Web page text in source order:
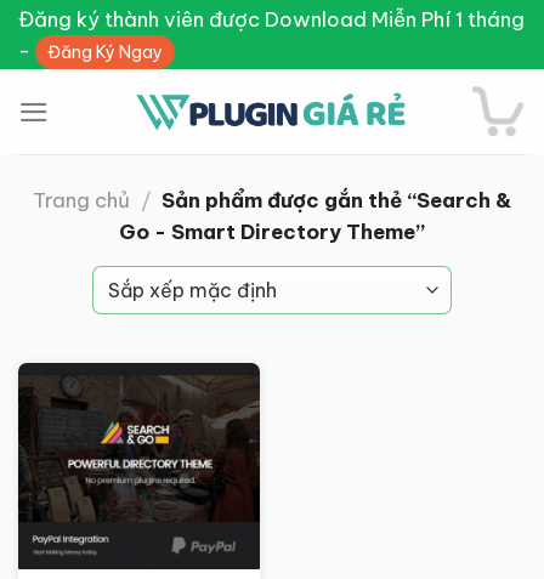
Skip
content
Đăng ký thành viên được Download Miễn Phí 1 tháng
-
Đăng Ký Ngay
Trang chủ / Sản phẩm được gắn thẻ “Search &
Go - Smart Directory Theme”
Giảm giá!